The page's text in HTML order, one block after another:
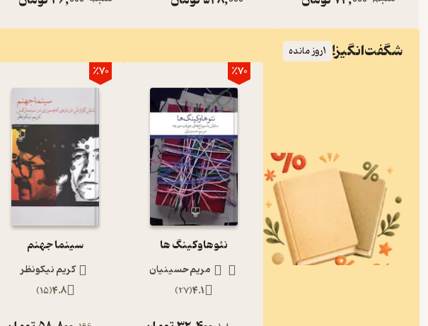
شگفت‌انگیز! 1روز مانده
٪70
نئوهاوکینگ ها
مریم حسینیان
4.1
(
27
)
٪70
سینما جهنم
کریم نیکونظر
4.8
(
15
)